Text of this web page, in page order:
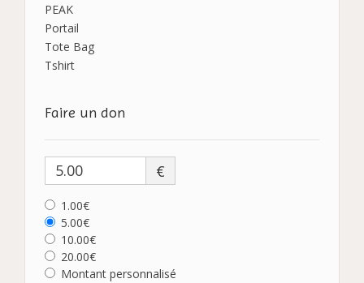
PEAK
Portail
Tote Bag
Tshirt
Faire un don
€
1.00€
5.00€
10.00€
20.00€
Montant personnalisé